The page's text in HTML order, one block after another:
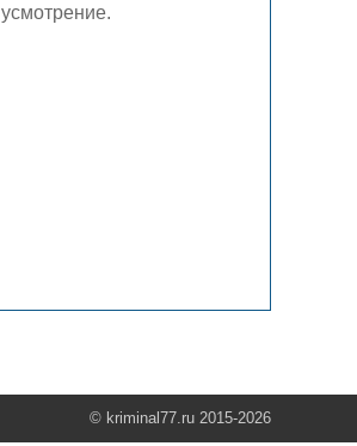
усмотрение.
© kriminal77.ru 2015-2026